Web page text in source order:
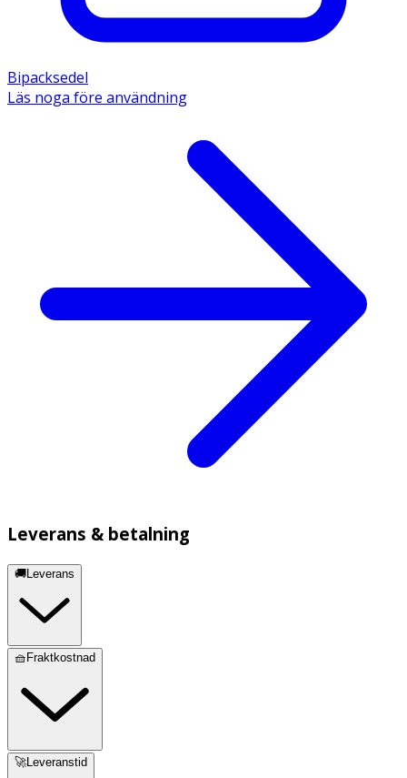
Bipacksedel
Läs noga före användning
Leverans & betalning
🚚Leverans
🧺Fraktkostnad
🚀Leveranstid